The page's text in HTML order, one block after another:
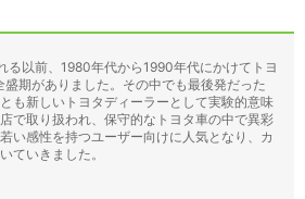
る以前、1980年代から1990年代にかけてトヨ
期がありました。その中でも最後発だった
も新しいトヨタディーラーとして実験的意味
で取り扱われ、保守的なトヨタ車の中で異彩
い感性を持つユーザー向けに人気となり、カ
ていきました。